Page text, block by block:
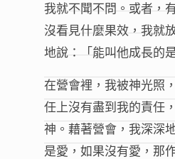
我就不聞不問。或者，
沒看見什麼果效，我就
地說：「能叫他成長的
在營會裡，我被神光照
任上沒有盡到我的責任
神。藉著營會，我深深
是愛，如果沒有愛，那